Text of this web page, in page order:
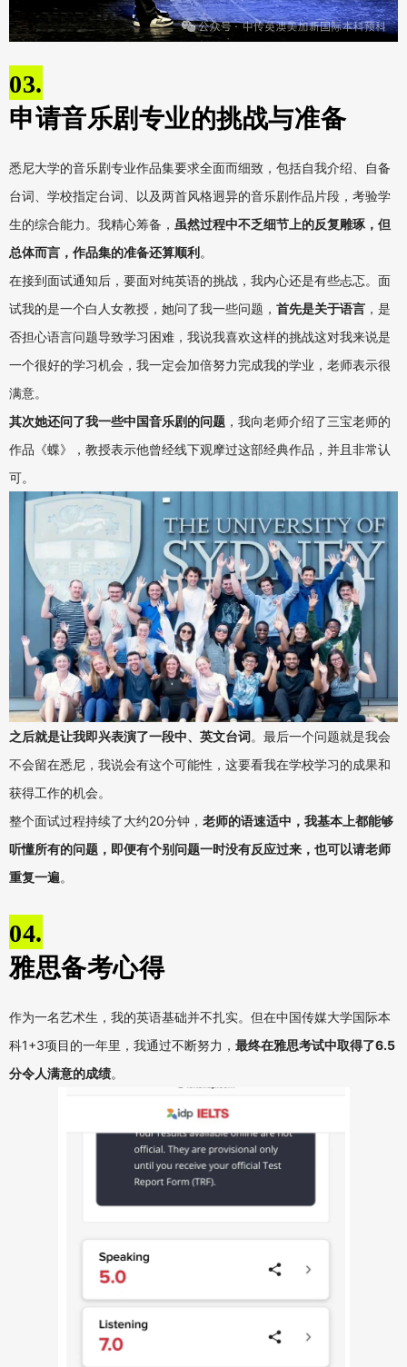
03.
申请音乐剧专业的挑战与准备
悉尼大学的音乐剧专业作品集要求全面而细致，包括自我介绍、自备
台词、学校指定台词、以及两首风格迥异的音乐剧作品片段，考验学
生的综合能力。我精心筹备， 虽然过程中不乏细节上的反复雕琢，但
总体而言，作品集的准备还算顺利。
在接到面试通知后，要面对纯英语的挑战，我内心还是有些忐忑。面
试我的是一个白人女教授，她问了我一些问题， 首先是关于语言 ，是
否担心语言问题导致学习困难，我说我喜欢这样的挑战这对我来说是
一个很好的学习机会，我一定会加倍努力完成我的学业，老师表示很
满意。
其次她还问了我一些中国音乐剧的问题 ，我向老师介绍了三宝老师的
作品《蝶》，教授表示他曾经线下观摩过这部经典作品，并且非常认
可。
之后就是让我即兴表演了一段中、英文台词。最后一个问题就是我会
不会留在悉尼，我说会有这个可能性，这要看我在学校学习的成果和
获得工作的机会。
整个面试过程持续了大约20分钟， 老师的语速适中，我基本上都能够
听懂所有的问题，即便有个别问题一时没有反应过来，也可以请老师
重复一遍。
04.
雅思备考心得
作为一名艺术生，我的英语基础并不扎实。但在中国传媒大学国际本
科1+3项目的一年里，我通过不断努力， 最终在雅思考试中取得了6.5
分令人满意的成绩。